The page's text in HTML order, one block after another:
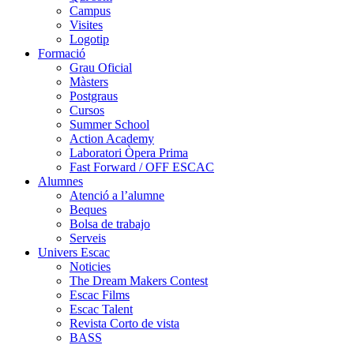
Campus
Visites
Logotip
Formació
Grau Oficial
Màsters
Postgraus
Cursos
Summer School
Action Academy
Laboratori Òpera Prima
Fast Forward / OFF ESCAC
Alumnes
Atenció a l’alumne
Beques
Bolsa de trabajo
Serveis
Univers Escac
Noticies
The Dream Makers Contest
Escac Films
Escac Talent
Revista Corto de vista
BASS